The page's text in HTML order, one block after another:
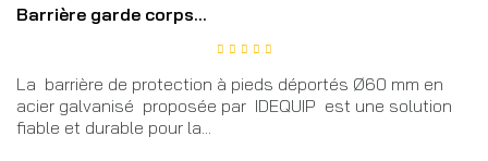
Barrière garde corps...
La barrière de protection à pieds déportés Ø60 mm en
acier galvanisé proposée par IDEQUIP est une solution
fiable et durable pour la...